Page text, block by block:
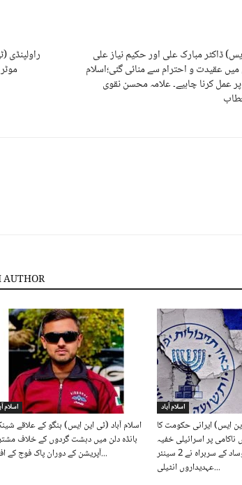
راولپنڈی
ڈاکٹر مبارک علی اور حکیم نیاز علی
عقیدت و احترام سے منائی گئی؛اسلام
عمل کرنا چاہیے۔ علامہ محسن نقوی
AUTHOR
اسلام
اسلام آباد (ٹی این ایس) ہنگو کے علاقے
بانڈہ دلن میں دہشت گردوں کے خلاف
آپریشن کے دوران پاک فوج کے افسر...
اسلام آباد
ایس) ایرانی حکومت کا
ناکامی پر اسرائیلی خفیہ
ایجنسی موساد کے سربراہ نے 2 سینئر
عہدیداروں انٹیلی...